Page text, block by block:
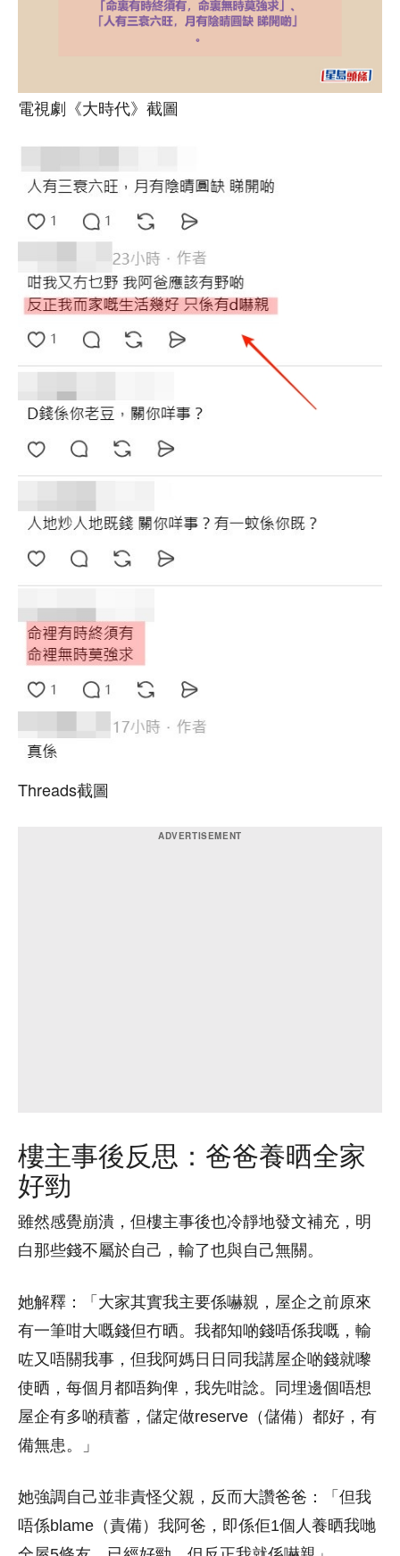
電視劇《大時代》截圖
Threads截圖
樓主事後反思：爸爸養晒全家
好勁
雖然感覺崩潰，但樓主事後也冷靜地發文補充，明
白那些錢不屬於自己，輸了也與自己無關。
她解釋：「大家其實我主要係嚇親，屋企之前原來
有一筆咁大嘅錢但冇晒。我都知啲錢唔係我嘅，輸
咗又唔關我事，但我阿媽日日同我講屋企啲錢就嚟
使晒，每個月都唔夠俾，我先咁諗。同埋邊個唔想
屋企有多啲積蓄，儲定做reserve（儲備）都好，有
備無患。」
她強調自己並非責怪父親，反而大讚爸爸：「但我
唔係blame（責備）我阿爸，即係佢1個人養晒我哋